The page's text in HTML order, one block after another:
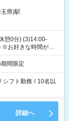
県)駅
憩0分) (3)14:00-
お好きな時間が選べ
間限定
/ シフト勤務 / 10名以
詳細へ